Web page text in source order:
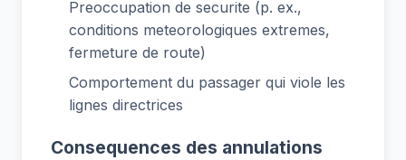
Preoccupation de securite (p. ex.,
conditions meteorologiques extremes,
fermeture de route)
Comportement du passager qui viole les
lignes directrices
Consequences des annulations